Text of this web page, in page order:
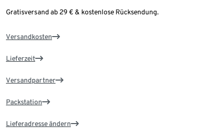
Gratisversand ab 29 € & kostenlose Rücksendung.
Versandkosten
Lieferzeit
Versandpartner
Packstation
Lieferadresse ändern